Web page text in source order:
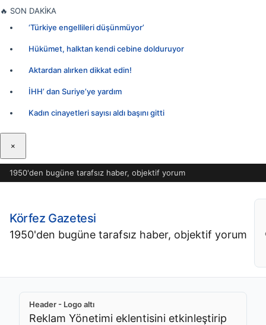
İçeriğe
🔥 SON DAKİKA
‘Türkiye engellileri düşünmüyor’
Hükümet, halktan kendi cebine dolduruyor
Aktardan alırken dikkat edin!
İHH’ dan Suriye’ye yardım
Kadın cinayetleri sayısı aldı başını gitti
×
1950'den bugüne tarafsız haber, objektif yorum
Körfez Gazetesi
1950'den bugüne tarafsız haber, objektif yorum
Header - Logo altı
Reklam Yönetimi eklentisini etkinleştirip